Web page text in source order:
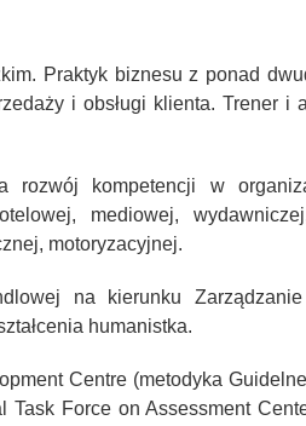
Praktyk biznesu z ponad
i obsługi klienta. Trener i
rozwój kompetencji w
mediowej,
motoryzacyjnej.
na kierunku
humanistka.
Centre (metodyka
Force on Assessment